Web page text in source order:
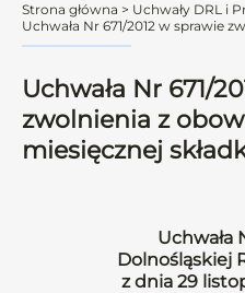
Strona główna > Uchwały DRL i
Uchwała Nr 671/2012 w sprawie
Uchwała Nr 671/
zwolnienia z
miesięcznej
Uchwała
Dolnośląskiej
z dnia 29